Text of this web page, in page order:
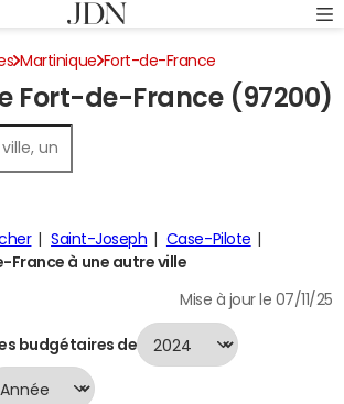
Martinique Fort-de-France
Fort-de-France (97200)
Saint-Joseph
Case-Pilote
à une autre ville
Mise à jour le 07/11/25
budgétaires de